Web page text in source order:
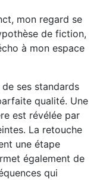
mon regard se
de fiction,
à mon espace
ses standards
qualité. Une
est révélée par
La retouche
une étape
également de
qui